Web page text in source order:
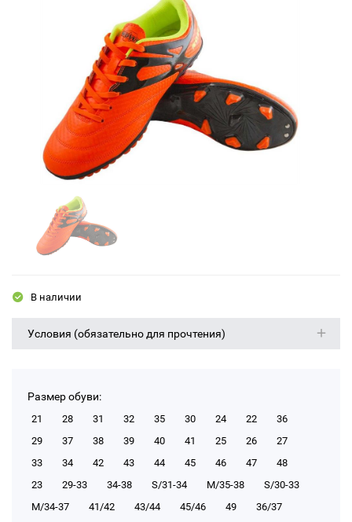
В наличии
Условия (обязательно для прочтения)
Размер обуви:
21 28 31 32 35 30 24 22
36
29
37 38 39 40 41 25 26
27
33
34 42 43 44 45 46 47
48
23
29-33 34-38 S/31-34 М/35-38
S/30-33
М/34-37
41/42 43/44 45/46 49
36/37